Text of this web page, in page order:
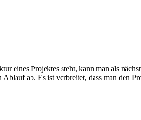
eines Projektes steht, kann man als
ab. Es ist verbreitet, dass man den